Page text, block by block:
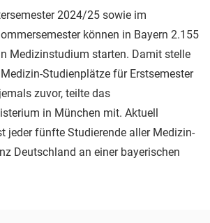
2024/25 sowie im
können in Bayern 2.155
Medizinstudium starten. Damit stelle
Studienplätze für Erstsemester
zuvor, teilte das
in München mit. Aktuell
jeder fünfte Studierende aller Medizin-
Deutschland an einer bayerischen